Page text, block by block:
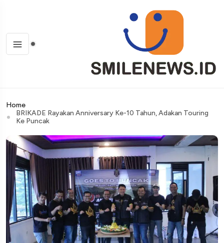
Home
BRIKADE Rayakan Anniversary Ke-10 Tahun, Adakan Touring
Ke Puncak